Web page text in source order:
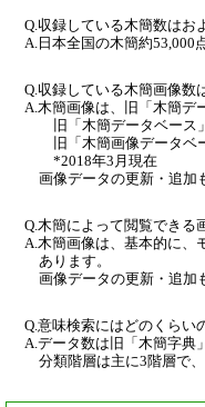
Q.収録している木簡数はお
A.日本全国の木簡約53,000
Q.収録している木簡画像数
A.木簡画像は、旧「木簡デ
旧「木簡データベース
旧「木簡画像データベ
*2018年3月現在
画像データの更新・追加
Q.木簡によって閲覧できる
A.木簡画像は、基本的に、
あります。
画像データの更新・追加
Q.意味検索にはどのくらい
A.データ数は旧「木簡字典
分類階層は主に3階層で